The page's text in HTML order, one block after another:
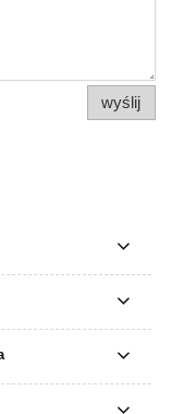
wyślij